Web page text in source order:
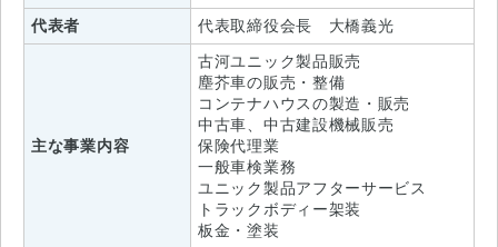
代表者
代表取締役会長 大橋義光
主な事業内容
古河ユニック製品販売
塵芥車の販売・整備
コンテナハウスの製造・販売
中古車、中古建設機械販売
保険代理業
一般車検業務
ユニック製品アフターサービス
トラックボディー架装
板金・塗装